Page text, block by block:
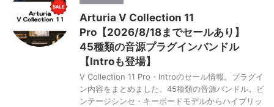
Arturia V Collection 11
Pro【2026/8/18までセールあり】
45種類の音源プラグインバンドル
【Introも登場】
V Collection 11 Pro・Introのセール情報。プラグイ
ン内容をまとめました。45種類の音源バンドル。ビ
ンテージシンセ・キーボードモデルからハイブリッ